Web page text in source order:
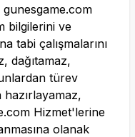
gunesgame.com
bilgilerini ve
tabi çalışmalarını
dağıtamaz,
türev
Hizmet'lerine
olanak